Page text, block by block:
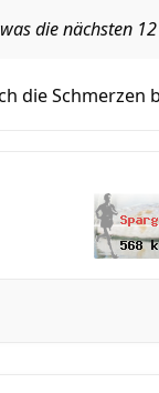
die nächsten
die Schmerzen